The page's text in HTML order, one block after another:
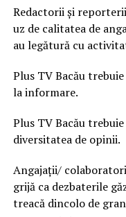
Redactorii şi
uz de calitatea de
au legătură cu
Plus TV Bacău
la informare.
Plus TV Bacău
diversitatea de opinii.
Angajaţii/
grijă ca dezbaterile
treacă dincolo de